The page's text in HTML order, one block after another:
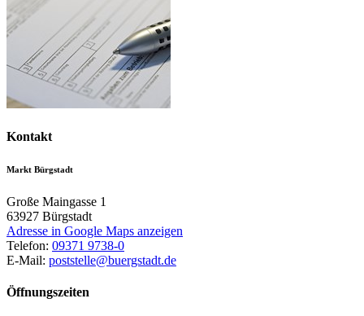
Kontakt
Markt Bürgstadt
Große Maingasse 1
63927 Bürgstadt
Adresse in Google Maps anzeigen
Telefon: 09371 9738-0
E-Mail: poststelle@buergstadt.de
Öffnungszeiten